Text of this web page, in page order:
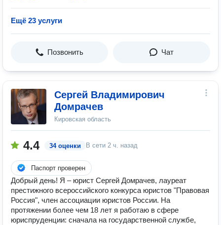
Ещё 23 услуги
Позвонить Чат
Сергей Владимирович
Домрачев
Кировская область
4.4 34 оценки В сети 2 ч. назад
Паспорт проверен
Добрый день! Я – юрист Сергей Домрачев, лауреат
престижного всероссийского конкурса юристов "Правовая
Россия", член ассоциации юристов России. На
протяжении более чем 18 лет я работаю в сфере
юриспруденции: сначала на государственной службе,